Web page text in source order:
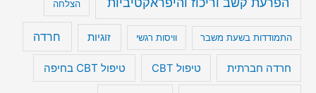
הצלחה
התמודדות בשעת משבר וויסות רגשי זוגיות חרדה
חרדה חברתית טיפול CBT טיפול CBT בחיפה